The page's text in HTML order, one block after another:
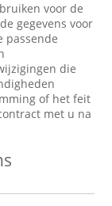
voor de
gegevens voor
passende
die
of het feit
met u na